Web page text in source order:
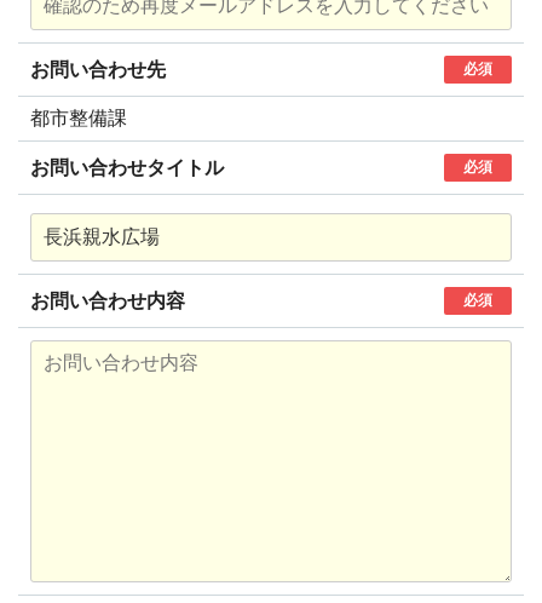
お問い合わせ先 必須
都市整備課
お問い合わせタイトル 必須
お問い合わせ内容 必須